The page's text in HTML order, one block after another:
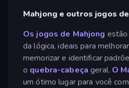
Mahjong e outros jogos
Os jogos de Mahjong
da lógica, ideais para
memorizar e identificar
o quebra-cabeça geral. O
um ótimo lugar para você